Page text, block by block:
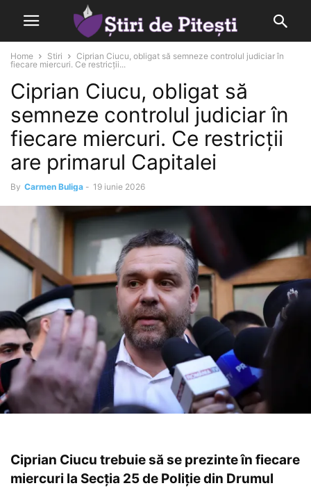
Home Stiri
Ciprian Ciucu, obligat să semneze controlul judiciar în
fiecare miercuri. Ce restricții...
Ciprian Ciucu, obligat să
semneze controlul judiciar în
fiecare miercuri. Ce restricții
are primarul Capitalei
By Carmen Buliga - 19 iunie 2026
Ciprian Ciucu trebuie să se prezinte în fiecare
miercuri la Secția 25 de Poliție din Drumul